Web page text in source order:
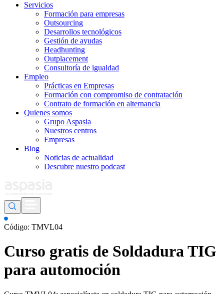
Servicios
Formación para empresas
Outsourcing
Desarrollos tecnológicos
Gestión de ayudas
Headhunting
Outplacement
Consultoría de igualdad
Empleo
Prácticas en Empresas
Formación con compromiso de contratación
Contrato de formación en alternancia
Quienes somos
Grupo Aspasia
Nuestros centros
Empresas
Blog
Noticias de actualidad
Descubre nuestro podcast
Código: TMVL04
Curso gratis de Soldadura TIG
para automoción